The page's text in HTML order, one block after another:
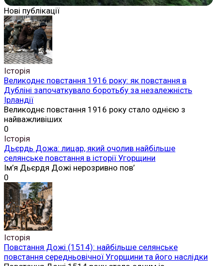
Нові публікації
Історія
Великоднє повстання 1916 року: як повстання в
Дубліні започаткувало боротьбу за незалежність
Ірландії
Великоднє повстання 1916 року стало однією з
найважливіших
0
Історія
Дьєрдь Дожа: лицар, який очолив найбільше
селянське повстання в історії Угорщини
Ім’я Дьєрдя Дожі нерозривно пов’
0
Історія
Повстання Дожі (1514): найбільше селянське
повстання середньовічної Угорщини та його наслідки